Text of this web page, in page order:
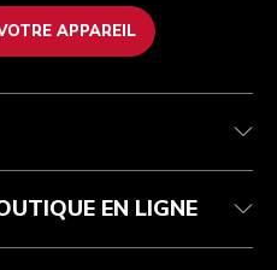
APPAREIL
EN LIGNE